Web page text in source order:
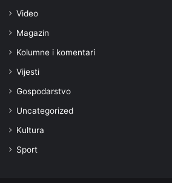
Video
Magazin
Kolumne i komentari
Vijesti
Gospodarstvo
Uncategorized
Kultura
Sport